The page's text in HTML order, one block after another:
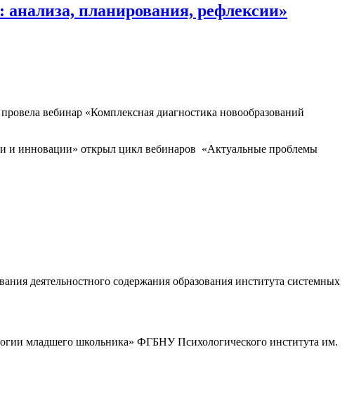
анализа, планирования, рефлексии»
вебинар «Комплексная диагностика новообразований
и инновации» открыл цикл вебинаров «Актуальные проблемы
деятельностного содержания образования института системных
младшего школьника» ФГБНУ Психологического института им.